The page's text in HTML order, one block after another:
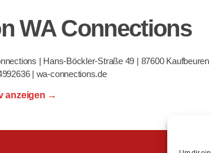
WA Connections
| Hans-Böckler-Straße 49 | 87600 Kaufbeuren
| wa-connections.de
anzeigen →